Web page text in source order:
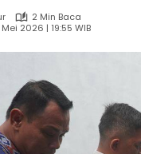
2 Min Baca
2026 | 19:55 WIB